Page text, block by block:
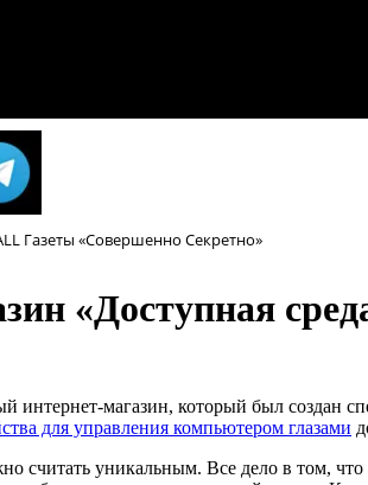
Газеты «Совершенно Секретно»
«Доступная
интернет-магазин, который был создан
для управления компьютером глазами
считать уникальным. Все дело в том,